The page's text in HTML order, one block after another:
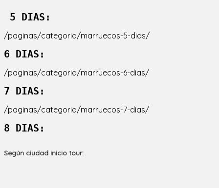
5 DIAS:
/paginas/categoria/marruecos-5-dias/
6 DIAS:
/paginas/categoria/marruecos-6-dias/
7 DIAS:
/paginas/categoria/marruecos-7-dias/
8 DIAS:
Según ciudad inicio tour: